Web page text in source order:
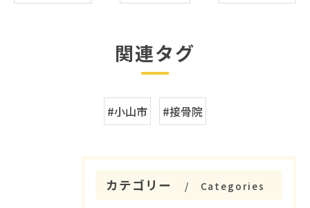
関連タグ
#小山市 #接骨院
カテゴリー Categories